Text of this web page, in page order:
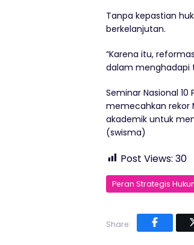
Tanpa kepastian
berkelanjutan.
“Karena itu,
dalam menghadapi
Seminar Nasional
memecahkan rekor
akademik untuk
(swisma)
Post Views: 30
Peran Strategis
Share: